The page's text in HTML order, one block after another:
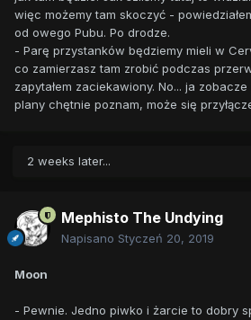
więc możemy tam skoczyć -
od owego Pubu. Po drodze.
- Parę przystanków będziemy mieli w
co zamierzasz tam zrobić podczas
zapytałem zaciekawiony. No... ja
plany chętnie poznam, może się
2 weeks later...
Mephisto The Undying
Napisano Styczeń 20, 2019
Moon
- Pewnie. Jedno piwko i żarcie to dobry